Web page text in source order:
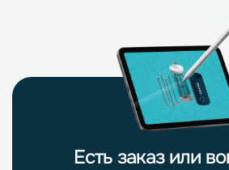
Есть заказ или